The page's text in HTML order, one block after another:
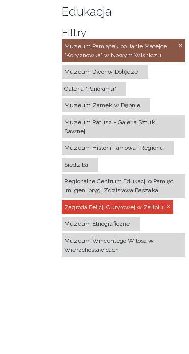
Edukacja
Filtry
Muzeum Pamiątek po Janie Matejce
"Koryznówka" w Nowym Wiśniczu
Muzeum Dwór w Dołędze
Galeria "Panorama"
Muzeum Zamek w Dębnie
Muzeum Ratusz - Galeria Sztuki
Dawnej
Muzeum Historii Tarnowa i Regionu
Siedziba
Regionalne Centrum Edukacji o Pamięci
im. gen. bryg. Zdzisława Baszaka
Zagroda Felicji Curyłowej w Zalipiu
Muzeum Etnograficzne
Muzeum Wincentego Witosa w
Wierzchosławicach